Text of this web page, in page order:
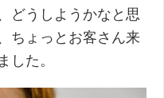
どうしようかなと思
ちょっとお客さん来
した。